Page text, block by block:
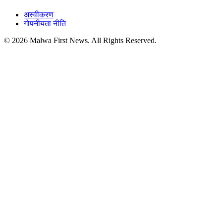
अस्वीकरण
गोपनीयता नीति
© 2026 Malwa First News. All Rights Reserved.